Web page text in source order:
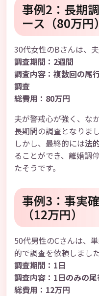
事例2：長期
ース（80万円）
30代女性のBさんは、
調査期間：2週間
調査内容：複数回の尾
調査
総費用：80万円
夫が警戒心が強く、な
長期間の調査となりまし
しかし、最終的には法
ることができ、離婚調
たそうです。
事例3：事実
（12万円）
50代男性のCさんは、
的で調査を依頼しました
調査期間：1日
調査内容：1日のみの
総費用：12万円